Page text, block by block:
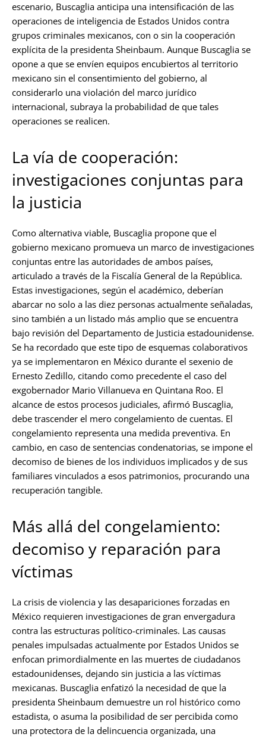
escenario, Buscaglia anticipa una intensificación de las
operaciones de inteligencia de Estados Unidos contra
grupos criminales mexicanos, con o sin la cooperación
explícita de la presidenta Sheinbaum. Aunque Buscaglia se
opone a que se envíen equipos encubiertos al territorio
mexicano sin el consentimiento del gobierno, al
considerarlo una violación del marco jurídico
internacional, subraya la probabilidad de que tales
operaciones se realicen.
La vía de cooperación:
investigaciones conjuntas para
la justicia
Como alternativa viable, Buscaglia propone que el
gobierno mexicano promueva un marco de investigaciones
conjuntas entre las autoridades de ambos países,
articulado a través de la Fiscalía General de la República.
Estas investigaciones, según el académico, deberían
abarcar no solo a las diez personas actualmente señaladas,
sino también a un listado más amplio que se encuentra
bajo revisión del Departamento de Justicia estadounidense.
Se ha recordado que este tipo de esquemas colaborativos
ya se implementaron en México durante el sexenio de
Ernesto Zedillo, citando como precedente el caso del
exgobernador Mario Villanueva en Quintana Roo. El
alcance de estos procesos judiciales, afirmó Buscaglia,
debe trascender el mero congelamiento de cuentas. El
congelamiento representa una medida preventiva. En
cambio, en caso de sentencias condenatorias, se impone el
decomiso de bienes de los individuos implicados y de sus
familiares vinculados a esos patrimonios, procurando una
recuperación tangible.
Más allá del congelamiento:
decomiso y reparación para
víctimas
La crisis de violencia y las desapariciones forzadas en
México requieren investigaciones de gran envergadura
contra las estructuras político-criminales. Las causas
penales impulsadas actualmente por Estados Unidos se
enfocan primordialmente en las muertes de ciudadanos
estadounidenses, dejando sin justicia a las víctimas
mexicanas. Buscaglia enfatizó la necesidad de que la
presidenta Sheinbaum demuestre un rol histórico como
estadista, o asuma la posibilidad de ser percibida como
una protectora de la delincuencia organizada, una